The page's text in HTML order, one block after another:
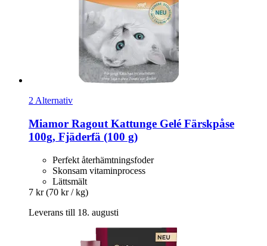
2 Alternativ
Miamor Ragout Kattunge Gelé Färskpåse
100g, Fjäderfä (100 g)
Perfekt återhämtningsfoder
Skonsam vitaminprocess
Lättsmält
7 kr (70 kr / kg)
Leverans till 18. augusti